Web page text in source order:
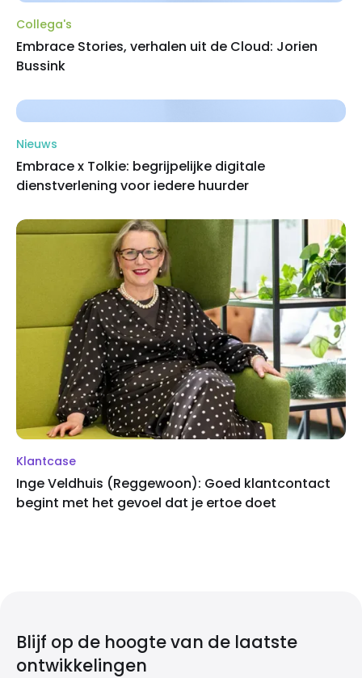
Collega's
Embrace Stories, verhalen uit de Cloud: Jorien
Bussink
Nieuws
Embrace x Tolkie: begrijpelijke digitale
dienstverlening voor iedere huurder
Klantcase
Inge Veldhuis (Reggewoon): Goed klantcontact
begint met het gevoel dat je ertoe doet
Blijf op de hoogte van de laatste
ontwikkelingen